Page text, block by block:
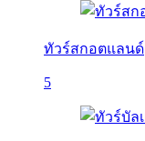
ทัวร์สกอตแลนด์
5